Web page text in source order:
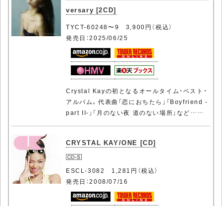
versary [2CD]
TYCT-60248〜9 3,900円（税込）
発売日：2025/06/25
Crystal Kayの初となるオールタイム・ベスト・
アルバム。代表曲「恋におちたら」「Boyfriend -
part II-」「月のない夜 道のない場所」など……
CRYSTAL KAY/ONE [CD]
ESCL-3082 1,281円（税込）
発売日：2008/07/16